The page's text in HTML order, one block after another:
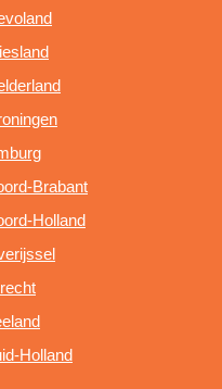
Brabant
Holland
Holland